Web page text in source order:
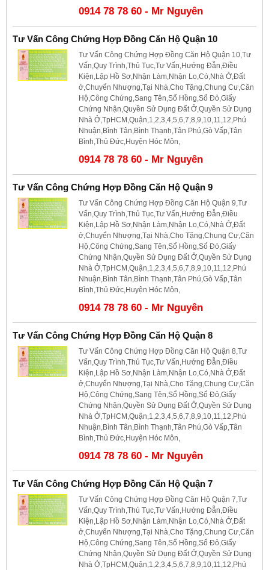
0914 78 78 60 - Mr Nguyên
Tư Vấn Công Chứng Hợp Đồng Căn Hộ Quận 10
Tư Vấn Công Chứng Hợp Đồng Căn Hộ Quận 10,Tư
Vấn,Quy Trình,Thủ Tục,Tư Vấn,Hướng Đẫn,Điều
Kiện,Lập Hồ Sơ,Nhận Làm,Nhận Lo,Có,Nhà Ở,Đất
ở,Chuyển Nhượng,Tại Nhà,Cho Tặng,Chung Cư,Căn
Hộ,Công Chứng,Sang Tên,Sổ Hồng,Sổ Đỏ,Giấy
Chứng Nhận,Quyền Sử Dụng Đất Ở,Quyền Sử Dụng
Nhà Ở,TpHCM,Quận,1,2,3,4,5,6,7,8,9,10,11,12,Phú
Nhuận,Bình Tân,Bình Thạnh,Tân Phú,Gò Vấp,Tân
Bình,Thủ Đức,Huyện Hóc Môn,
0914 78 78 60 - Mr Nguyên
Tư Vấn Công Chứng Hợp Đồng Căn Hộ Quận 9
Tư Vấn Công Chứng Hợp Đồng Căn Hộ Quận 9,Tư
Vấn,Quy Trình,Thủ Tục,Tư Vấn,Hướng Đẫn,Điều
Kiện,Lập Hồ Sơ,Nhận Làm,Nhận Lo,Có,Nhà Ở,Đất
ở,Chuyển Nhượng,Tại Nhà,Cho Tặng,Chung Cư,Căn
Hộ,Công Chứng,Sang Tên,Sổ Hồng,Sổ Đỏ,Giấy
Chứng Nhận,Quyền Sử Dụng Đất Ở,Quyền Sử Dụng
Nhà Ở,TpHCM,Quận,1,2,3,4,5,6,7,8,9,10,11,12,Phú
Nhuận,Bình Tân,Bình Thạnh,Tân Phú,Gò Vấp,Tân
Bình,Thủ Đức,Huyện Hóc Môn,
0914 78 78 60 - Mr Nguyên
Tư Vấn Công Chứng Hợp Đồng Căn Hộ Quận 8
Tư Vấn Công Chứng Hợp Đồng Căn Hộ Quận 8,Tư
Vấn,Quy Trình,Thủ Tục,Tư Vấn,Hướng Đẫn,Điều
Kiện,Lập Hồ Sơ,Nhận Làm,Nhận Lo,Có,Nhà Ở,Đất
ở,Chuyển Nhượng,Tại Nhà,Cho Tặng,Chung Cư,Căn
Hộ,Công Chứng,Sang Tên,Sổ Hồng,Sổ Đỏ,Giấy
Chứng Nhận,Quyền Sử Dụng Đất Ở,Quyền Sử Dụng
Nhà Ở,TpHCM,Quận,1,2,3,4,5,6,7,8,9,10,11,12,Phú
Nhuận,Bình Tân,Bình Thạnh,Tân Phú,Gò Vấp,Tân
Bình,Thủ Đức,Huyện Hóc Môn,
0914 78 78 60 - Mr Nguyên
Tư Vấn Công Chứng Hợp Đồng Căn Hộ Quận 7
Tư Vấn Công Chứng Hợp Đồng Căn Hộ Quận 7,Tư
Vấn,Quy Trình,Thủ Tục,Tư Vấn,Hướng Đẫn,Điều
Kiện,Lập Hồ Sơ,Nhận Làm,Nhận Lo,Có,Nhà Ở,Đất
ở,Chuyển Nhượng,Tại Nhà,Cho Tặng,Chung Cư,Căn
Hộ,Công Chứng,Sang Tên,Sổ Hồng,Sổ Đỏ,Giấy
Chứng Nhận,Quyền Sử Dụng Đất Ở,Quyền Sử Dụng
Nhà Ở,TpHCM,Quận,1,2,3,4,5,6,7,8,9,10,11,12,Phú